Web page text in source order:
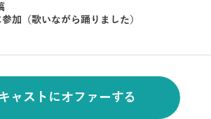
加（歌いながら踊りました）
ャストにオファーする